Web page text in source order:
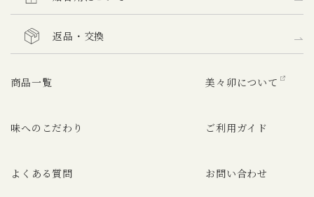
返品・交換
商品一覧 美々卯について
味へのこだわり ご利用ガイド
よくある質問 お問い合わせ